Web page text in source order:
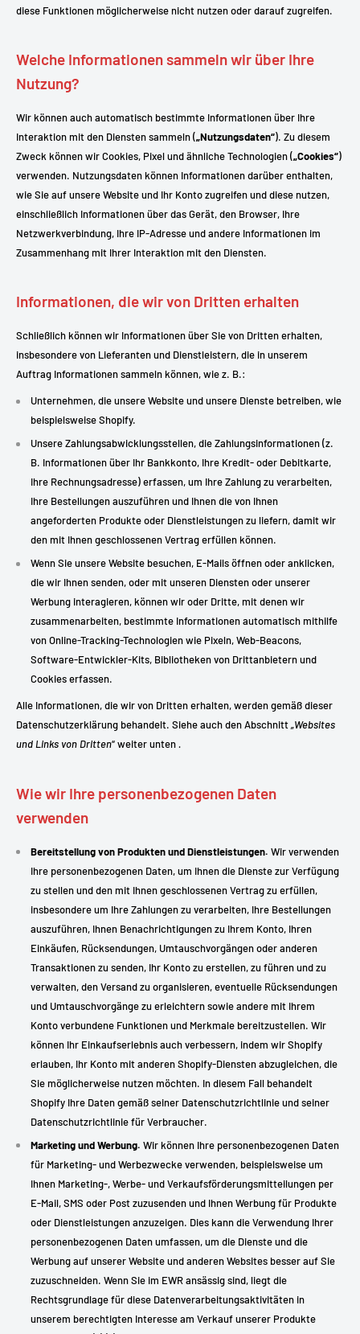
diese Funktionen möglicherweise nicht nutzen oder darauf zugreifen.
Welche Informationen sammeln wir über Ihre
Nutzung?
Wir können auch automatisch bestimmte Informationen über Ihre
Interaktion mit den Diensten sammeln („Nutzungsdaten“). Zu diesem
Zweck können wir Cookies, Pixel und ähnliche Technologien („Cookies“)
verwenden. Nutzungsdaten können Informationen darüber enthalten,
wie Sie auf unsere Website und Ihr Konto zugreifen und diese nutzen,
einschließlich Informationen über das Gerät, den Browser, Ihre
Netzwerkverbindung, Ihre IP-Adresse und andere Informationen im
Zusammenhang mit Ihrer Interaktion mit den Diensten.
Informationen, die wir von Dritten erhalten
Schließlich können wir Informationen über Sie von Dritten erhalten,
insbesondere von Lieferanten und Dienstleistern, die in unserem
Auftrag Informationen sammeln können, wie z. B.:
Unternehmen, die unsere Website und unsere Dienste betreiben, wie
beispielsweise Shopify.
Unsere Zahlungsabwicklungsstellen, die Zahlungsinformationen (z.
B. Informationen über Ihr Bankkonto, Ihre Kredit- oder Debitkarte,
Ihre Rechnungsadresse) erfassen, um Ihre Zahlung zu verarbeiten,
Ihre Bestellungen auszuführen und Ihnen die von Ihnen
angeforderten Produkte oder Dienstleistungen zu liefern, damit wir
den mit Ihnen geschlossenen Vertrag erfüllen können.
Wenn Sie unsere Website besuchen, E-Mails öffnen oder anklicken,
die wir Ihnen senden, oder mit unseren Diensten oder unserer
Werbung interagieren, können wir oder Dritte, mit denen wir
zusammenarbeiten, bestimmte Informationen automatisch mithilfe
von Online-Tracking-Technologien wie Pixeln, Web-Beacons,
Software-Entwickler-Kits, Bibliotheken von Drittanbietern und
Cookies erfassen.
Alle Informationen, die wir von Dritten erhalten, werden gemäß dieser
Datenschutzerklärung behandelt. Siehe auch den Abschnitt„Websites
und Links von Dritten“ weiter unten.
Wie wir Ihre personenbezogenen Daten
verwenden
Bereitstellung von Produkten und Dienstleistungen. Wir verwenden
Ihre personenbezogenen Daten, um Ihnen die Dienste zur Verfügung
zu stellen und den mit Ihnen geschlossenen Vertrag zu erfüllen,
insbesondere um Ihre Zahlungen zu verarbeiten, Ihre Bestellungen
auszuführen, Ihnen Benachrichtigungen zu Ihrem Konto, Ihren
Einkäufen, Rücksendungen, Umtauschvorgängen oder anderen
Transaktionen zu senden, Ihr Konto zu erstellen, zu führen und zu
verwalten, den Versand zu organisieren, eventuelle Rücksendungen
und Umtauschvorgänge zu erleichtern sowie andere mit Ihrem
Konto verbundene Funktionen und Merkmale bereitzustellen. Wir
können Ihr Einkaufserlebnis auch verbessern, indem wir Shopify
erlauben, Ihr Konto mit anderen Shopify-Diensten abzugleichen, die
Sie möglicherweise nutzen möchten. In diesem Fall behandelt
Shopify Ihre Daten gemäß seiner Datenschutzrichtlinie und seiner
Datenschutzrichtlinie für Verbraucher.
Marketing und Werbung. Wir können Ihre personenbezogenen Daten
für Marketing- und Werbezwecke verwenden, beispielsweise um
Ihnen Marketing-, Werbe- und Verkaufsförderungsmitteilungen per
E-Mail, SMS oder Post zuzusenden und Ihnen Werbung für Produkte
oder Dienstleistungen anzuzeigen. Dies kann die Verwendung Ihrer
personenbezogenen Daten umfassen, um die Dienste und die
Werbung auf unserer Website und anderen Websites besser auf Sie
zuzuschneiden. Wenn Sie im EWR ansässig sind, liegt die
Rechtsgrundlage für diese Datenverarbeitungsaktivitäten in
unserem berechtigten Interesse am Verkauf unserer Produkte